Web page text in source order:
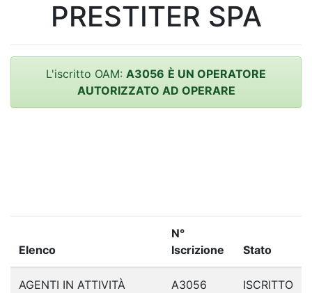
PRESTITER SPA
L'iscritto OAM: A3056 È UN OPERATORE
AUTORIZZATO AD OPERARE
Elenco
N°
Iscrizione
Stato
AGENTI IN ATTIVITÀ
A3056 ISCRITTO